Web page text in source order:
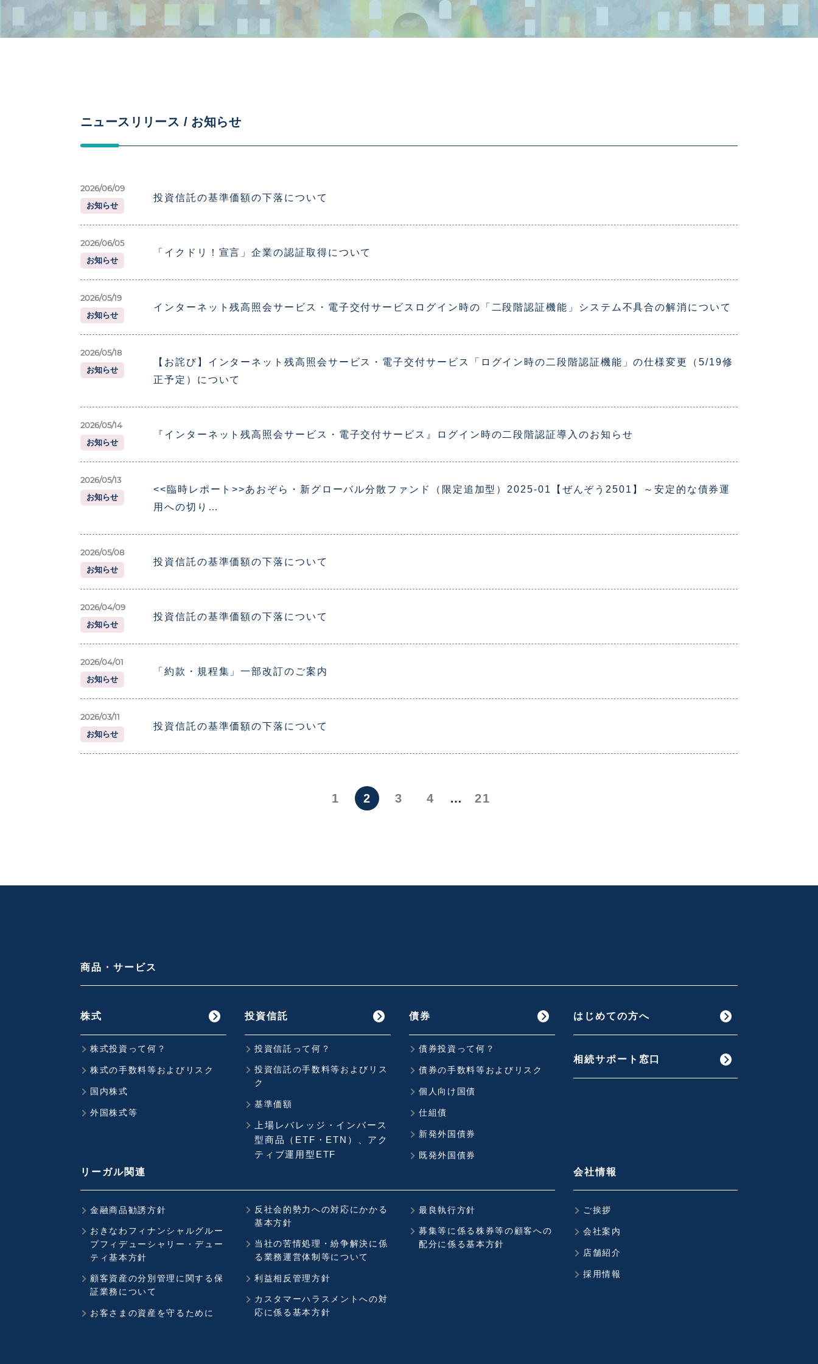
ニュースリリース / お知らせ
2026/06/09
お知らせ
投資信託の基準価額の下落について
2026/06/05
お知らせ
「イクドリ！宣言」企業の認証取得について
2026/05/19
お知らせ
インターネット残高照会サービス・電子交付サービスログイン時の「二段階認証機能」システム不具合の解消について
2026/05/18
お知らせ
【お詫び】インターネット残高照会サービス・電子交付サービス「ログイン時の二段階認証機能」の仕様変更（5/19修
正予定）について
2026/05/14
お知らせ
『インターネット残高照会サービス・電子交付サービス』ログイン時の二段階認証導入のお知らせ
2026/05/13
お知らせ
<<臨時レポート>>あおぞら・新グローバル分散ファンド（限定追加型）2025-01【ぜんぞう2501】～安定的な債券運
用への切り…
2026/05/08
お知らせ
投資信託の基準価額の下落について
2026/04/09
お知らせ
投資信託の基準価額の下落について
2026/04/01
お知らせ
「約款・規程集」一部改訂のご案内
2026/03/11
お知らせ
投資信託の基準価額の下落について
1 2 3 4 … 21
商品・サービス
株式
株式投資って何？
株式の手数料等およびリスク
国内株式
外国株式等
投資信託
投資信託って何？
投資信託の手数料等およびリス
ク
基準価額
上場レバレッジ・インバース
型商品（ETF・ETN）、アク
ティブ運用型ETF
債券
債券投資って何？
債券の手数料等およびリスク
個人向け国債
仕組債
新発外国債券
既発外国債券
はじめての方へ
相続サポート窓口
リーガル関連
金融商品勧誘方針
おきなわフィナンシャルグルー
プフィデューシャリー・デュー
ティ基本方針
顧客資産の分別管理に関する保
証業務について
お客さまの資産を守るために
反社会的勢力への対応にかかる
基本方針
当社の苦情処理・紛争解決に係
る業務運営体制等について
利益相反管理方針
カスタマーハラスメントへの対
応に係る基本方針
最良執行方針
募集等に係る株券等の顧客への
配分に係る基本方針
会社情報
ご挨拶
会社案内
店舗紹介
採用情報